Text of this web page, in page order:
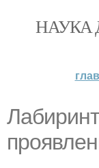
НАУКА